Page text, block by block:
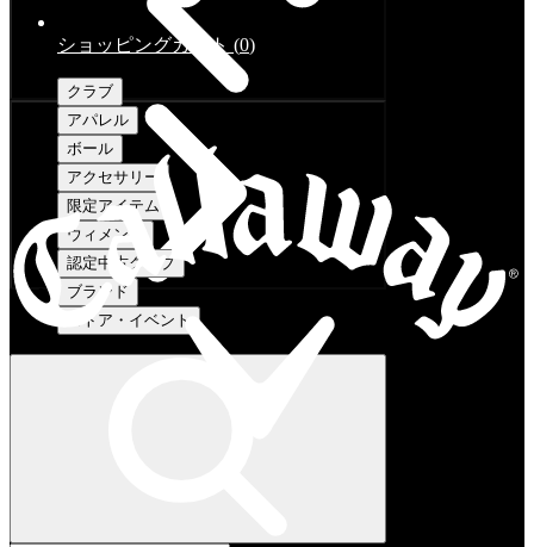
ショッピングカート (0)
クラブ
アパレル
ボール
アクセサリー
限定アイテム
ウィメンズ
認定中古クラブ
ブランド
ストア・イベント